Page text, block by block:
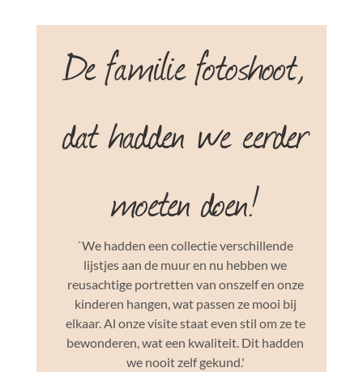
De familie fotoshoot,
dat hadden we eerder
moeten doen!
`We hadden een collectie verschillende
lijstjes aan de muur en nu hebben we
reusachtige portretten van onszelf en onze
kinderen hangen, wat passen ze mooi bij
elkaar. Al onze visite staat even stil om ze te
bewonderen, wat een kwaliteit. Dit hadden
we nooit zelf gekund.'